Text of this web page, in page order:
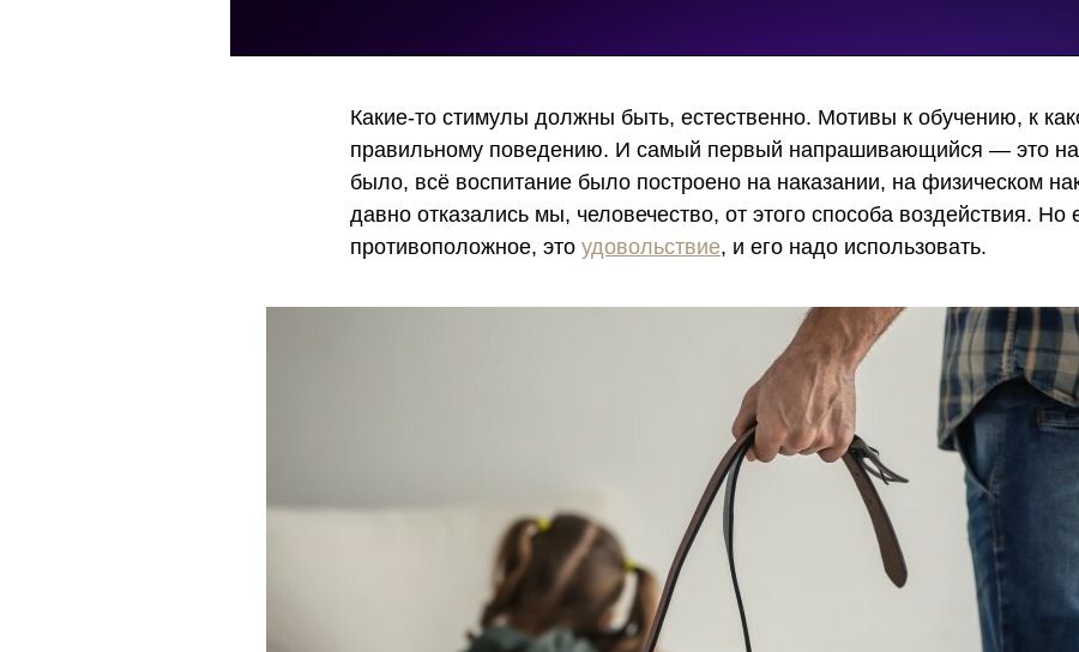
Какие-то стимулы должны быть, естественно. Мотивы к обучению, к
правильному поведению. И самый первый напрашивающийся — это
было, всё воспитание было построено на наказании, на физическом
давно отказались мы, человечество, от этого способа воздействия. Но
противоположное, это удовольствие, и его надо использовать.